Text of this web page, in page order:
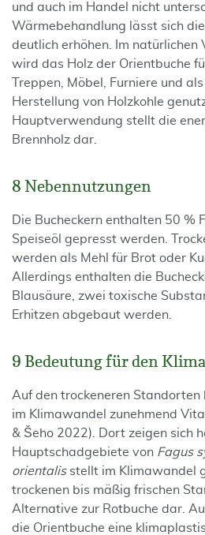
und auch im Handel nicht
Wärmebehandlung lässt sich
deutlich erhöhen. Im natürlichen
wird das Holz der Orientbuche
Treppen, Möbel, Furniere und
Herstellung von Holzkohle
Hauptverwendung stellt die
Brennholz dar.
8 Nebennutzungen
Die Bucheckern enthalten 50 %
Speiseöl gepresst werden.
werden als Mehl für Brot oder
Allerdings enthalten die
Blausäure, zwei toxische
Erhitzen abgebaut werden.
9 Bedeutung für den
Auf den trockeneren Standorten
im Klimawandel zunehmend
& Šeho 2022). Dort zeigen sich
Hauptschadgebiete von Fagus
orientalisstellt im Klimawandel
trockenen bis mäßig frischen
Alternative zur Rotbuche dar.
die Orientbuche eine